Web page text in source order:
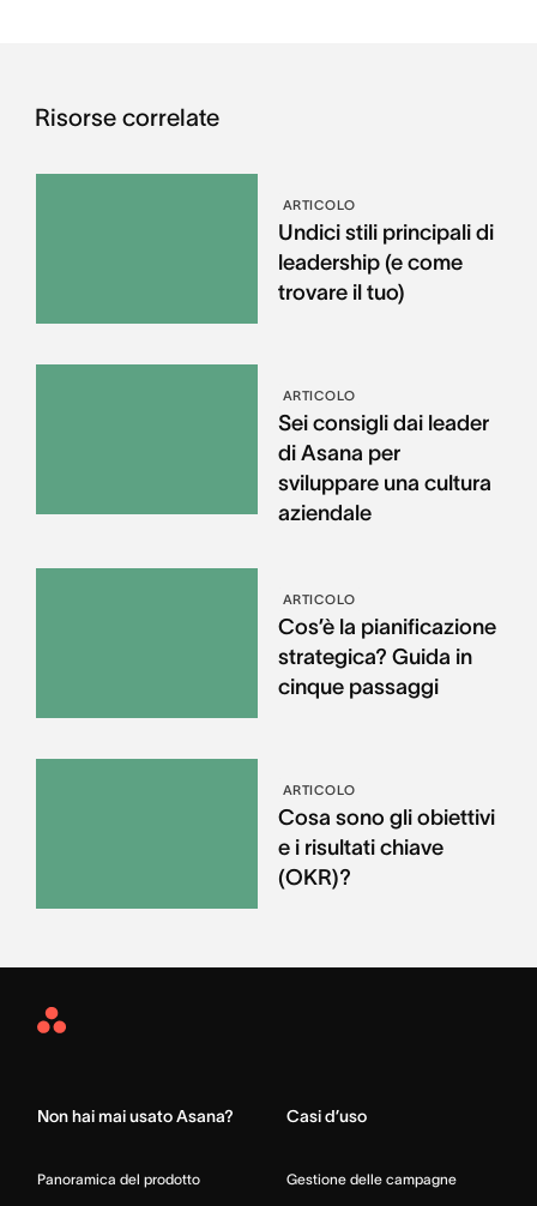
Risorse correlate
ARTICOLO
Undici stili principali di
leadership (e come
trovare il tuo)
ARTICOLO
Sei consigli dai leader
di Asana per
sviluppare una cultura
aziendale
ARTICOLO
Cos’è la pianificazione
strategica? Guida in
cinque passaggi
ARTICOLO
Cosa sono gli obiettivi
e i risultati chiave
(OKR)?
Asana
Non hai mai usato Asana?
Panoramica del prodotto
Casi d’uso
Gestione delle campagne